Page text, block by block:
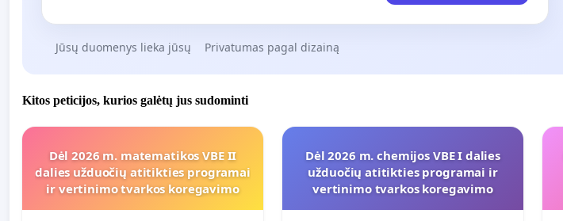
Jūsų duomenys lieka jūsų Privatumas pagal dizainą
Kitos peticijos, kurios galėtų jus sudominti
Dėl 2026 m. matematikos VBE II
dalies užduočių atitikties programai
ir vertinimo tvarkos koregavimo
Dėl 2026 m. chemijos VBE I dalies
užduočių atitikties programai ir
vertinimo tvarkos koregavimo